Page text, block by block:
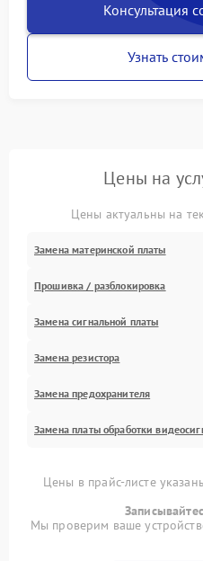
Консультация
Узнать
Цены на
Цены актуальны на
Замена материнской платы
Прошивка / разблокировка
Замена сигнальной платы
Замена резистора
Замена предохранителя
Замена платы обработки
Цены в прайс-листе
Мы проверим ваше